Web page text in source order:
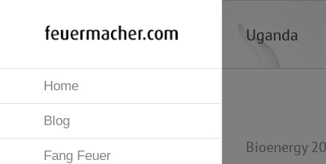
Home
Blog
Fang Feuer
Uganda
Bioenergy